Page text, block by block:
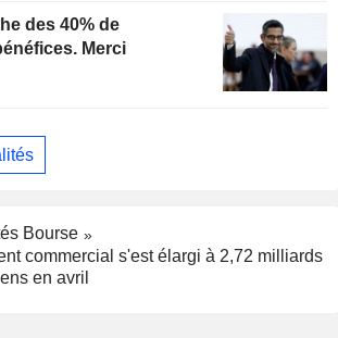
des 40% de
Merci
Bourse
commercial s'est élargi à 2,72 milliards
en avril